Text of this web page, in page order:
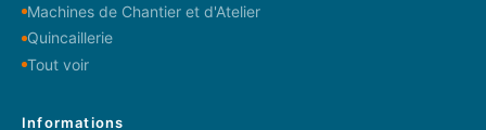
Machines de Chantier et d'Atelier
Quincaillerie
Tout voir
Informations